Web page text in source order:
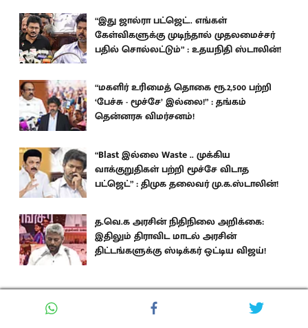
“இது ஜால்ரா பட்ஜெட்.. எங்கள்
கேள்விகளுக்கு முடிந்தால் முதலமைச்சர்
பதில் சொல்லட்டும்” : உதயநிதி ஸ்டாலின்!
“மகளிர் உரிமைத் தொகை ரூ.2,500 பற்றி
‘பேச்சு - மூச்சே’ இல்லை!” : தங்கம்
தென்னரசு விமர்சனம்!
“Blast இல்லை Waste .. முக்கிய
வாக்குறுதிகள் பற்றி மூச்சே விடாத
பட்ஜெட்” : திமுக தலைவர் மு.க.ஸ்டாலின்!
த.வெ.க அரசின் நிதிநிலை அறிக்கை:
இதிலும் திராவிட மாடல் அரசின்
திட்டங்களுக்கு ஸ்டிக்கர் ஒட்டிய விஜய்!